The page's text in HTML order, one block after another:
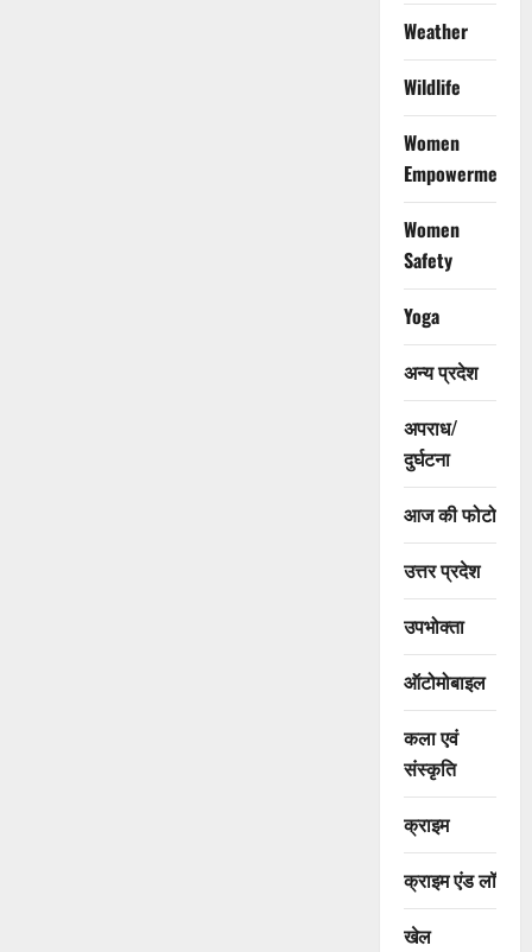
Weather
Wildlife
Women
Empowerment
Women
Safety
Yoga
अन्य प्रदेश
अपराध/
दुर्घटना
आज की फोटो
उत्तर प्रदेश
उपभोक्ता
ऑटोमोबाइल
कला एवं
संस्कृति
क्राइम
क्राइम एंड लॉ
खेल